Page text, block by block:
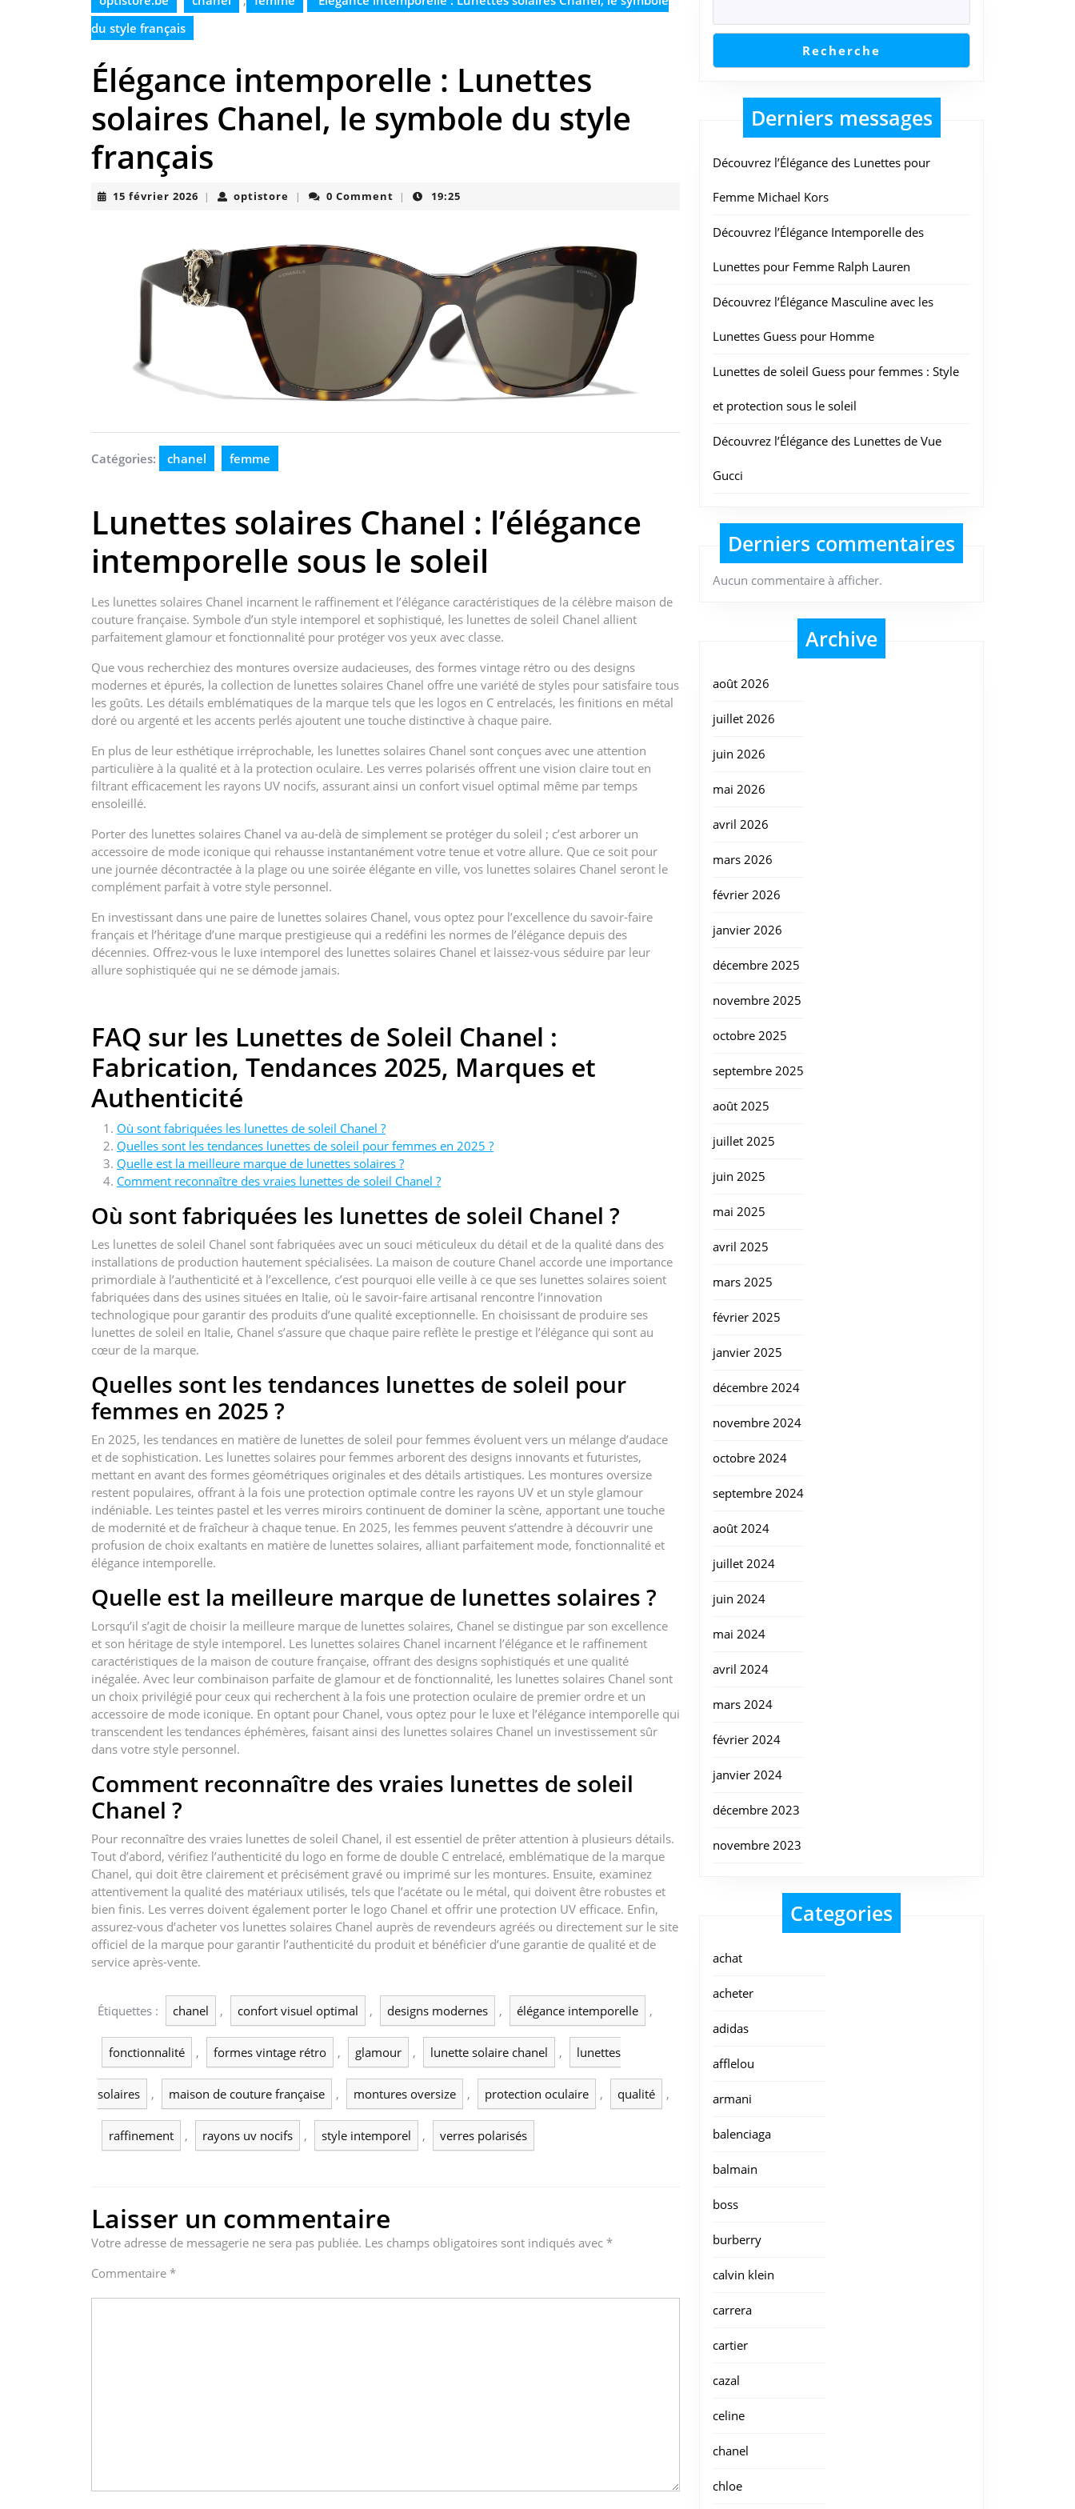
du style français
Élégance intemporelle : Lunettes
solaires Chanel, le symbole du style
français
15 février 2026 15| optistore optistore
| 0 Comment | 19:25
Catégories: chanel femme
Lunettes solaires Chanel : l’élégance
intemporelle sous le soleil
Les lunettes solaires Chanel incarnent le raffinement et l’élégance caractéristiques de la célèbre maison de
couture française. Symbole d’un style intemporel et sophistiqué, les lunettes de soleil Chanel allient
parfaitement glamour et fonctionnalité pour protéger vos yeux avec classe.
Que vous recherchiez des montures oversize audacieuses, des formes vintage rétro ou des designs
modernes et épurés, la collection de lunettes solaires Chanel offre une variété de styles pour satisfaire tous
les goûts. Les détails emblématiques de la marque tels que les logos en C entrelacés, les finitions en métal
doré ou argenté et les accents perlés ajoutent une touche distinctive à chaque paire.
En plus de leur esthétique irréprochable, les lunettes solaires Chanel sont conçues avec une attention
particulière à la qualité et à la protection oculaire. Les verres polarisés offrent une vision claire tout en
filtrant efficacement les rayons UV nocifs, assurant ainsi un confort visuel optimal même par temps
ensoleillé.
Porter des lunettes solaires Chanel va au-delà de simplement se protéger du soleil ; c’est arborer un
accessoire de mode iconique qui rehausse instantanément votre tenue et votre allure. Que ce soit pour
une journée décontractée à la plage ou une soirée élégante en ville, vos lunettes solaires Chanel seront le
complément parfait à votre style personnel.
En investissant dans une paire de lunettes solaires Chanel, vous optez pour l’excellence du savoir-faire
français et l’héritage d’une marque prestigieuse qui a redéfini les normes de l’élégance depuis des
décennies. Offrez-vous le luxe intemporel des lunettes solaires Chanel et laissez-vous séduire par leur
allure sophistiquée qui ne se démode jamais.
FAQ sur les Lunettes de Soleil Chanel :
Fabrication, Tendances 2025, Marques et
Authenticité
Où sont fabriquées les lunettes de soleil Chanel ?
Quelles sont les tendances lunettes de soleil pour femmes en 2025 ?
Quelle est la meilleure marque de lunettes solaires ?
Comment reconnaître des vraies lunettes de soleil Chanel ?
Où sont fabriquées les lunettes de soleil Chanel ?
Les lunettes de soleil Chanel sont fabriquées avec un souci méticuleux du détail et de la qualité dans des
installations de production hautement spécialisées. La maison de couture Chanel accorde une importance
primordiale à l’authenticité et à l’excellence, c’est pourquoi elle veille à ce que ses lunettes solaires soient
fabriquées dans des usines situées en Italie, où le savoir-faire artisanal rencontre l’innovation
technologique pour garantir des produits d’une qualité exceptionnelle. En choisissant de produire ses
lunettes de soleil en Italie, Chanel s’assure que chaque paire reflète le prestige et l’élégance qui sont au
cœur de la marque.
Quelles sont les tendances lunettes de soleil pour
femmes en 2025 ?
En 2025, les tendances en matière de lunettes de soleil pour femmes évoluent vers un mélange d’audace
et de sophistication. Les lunettes solaires pour femmes arborent des designs innovants et futuristes,
mettant en avant des formes géométriques originales et des détails artistiques. Les montures oversize
restent populaires, offrant à la fois une protection optimale contre les rayons UV et un style glamour
indéniable. Les teintes pastel et les verres miroirs continuent de dominer la scène, apportant une touche
de modernité et de fraîcheur à chaque tenue. En 2025, les femmes peuvent s’attendre à découvrir une
profusion de choix exaltants en matière de lunettes solaires, alliant parfaitement mode, fonctionnalité et
élégance intemporelle.
Quelle est la meilleure marque de lunettes solaires ?
Lorsqu’il s’agit de choisir la meilleure marque de lunettes solaires, Chanel se distingue par son excellence
et son héritage de style intemporel. Les lunettes solaires Chanel incarnent l’élégance et le raffinement
caractéristiques de la maison de couture française, offrant des designs sophistiqués et une qualité
inégalée. Avec leur combinaison parfaite de glamour et de fonctionnalité, les lunettes solaires Chanel sont
un choix privilégié pour ceux qui recherchent à la fois une protection oculaire de premier ordre et un
accessoire de mode iconique. En optant pour Chanel, vous optez pour le luxe et l’élégance intemporelle qui
transcendent les tendances éphémères, faisant ainsi des lunettes solaires Chanel un investissement sûr
dans votre style personnel.
Comment reconnaître des vraies lunettes de soleil
Chanel ?
Pour reconnaître des vraies lunettes de soleil Chanel, il est essentiel de prêter attention à plusieurs détails.
Tout d’abord, vérifiez l’authenticité du logo en forme de double C entrelacé, emblématique de la marque
Chanel, qui doit être clairement et précisément gravé ou imprimé sur les montures. Ensuite, examinez
attentivement la qualité des matériaux utilisés, tels que l’acétate ou le métal, qui doivent être robustes et
bien finis. Les verres doivent également porter le logo Chanel et offrir une protection UV efficace. Enfin,
assurez-vous d’acheter vos lunettes solaires Chanel auprès de revendeurs agréés ou directement sur le site
officiel de la marque pour garantir l’authenticité du produit et bénéficier d’une garantie de qualité et de
service après-vente.
Étiquettes : chanel , confort visuel optimal , designs modernes , élégance intemporelle ,
fonctionnalité , formes vintage rétro , glamour , lunette solaire chanel , lunettes
solaires , maison de couture française , montures oversize , protection oculaire , qualité ,
raffinement , rayons uv nocifs , style intemporel , verres polarisés
Laisser un commentaire
Votre adresse de messagerie ne sera pas publiée. Les champs obligatoires sont indiqués avec *
Commentaire *
Recherche
Derniers messages
Découvrez l’Élégance des Lunettes pour
Femme Michael Kors
Découvrez l’Élégance Intemporelle des
Lunettes pour Femme Ralph Lauren
Découvrez l’Élégance Masculine avec les
Lunettes Guess pour Homme
Lunettes de soleil Guess pour femmes : Style
et protection sous le soleil
Découvrez l’Élégance des Lunettes de Vue
Gucci
Derniers commentaires
Aucun commentaire à afficher.
Archive
août 2026
juillet 2026
juin 2026
mai 2026
avril 2026
mars 2026
février 2026
janvier 2026
décembre 2025
novembre 2025
octobre 2025
septembre 2025
août 2025
juillet 2025
juin 2025
mai 2025
avril 2025
mars 2025
février 2025
janvier 2025
décembre 2024
novembre 2024
octobre 2024
septembre 2024
août 2024
juillet 2024
juin 2024
mai 2024
avril 2024
mars 2024
février 2024
janvier 2024
décembre 2023
novembre 2023
Categories
achat
acheter
adidas
afflelou
armani
balenciaga
balmain
boss
burberry
calvin klein
carrera
cartier
cazal
celine
chanel
chloe